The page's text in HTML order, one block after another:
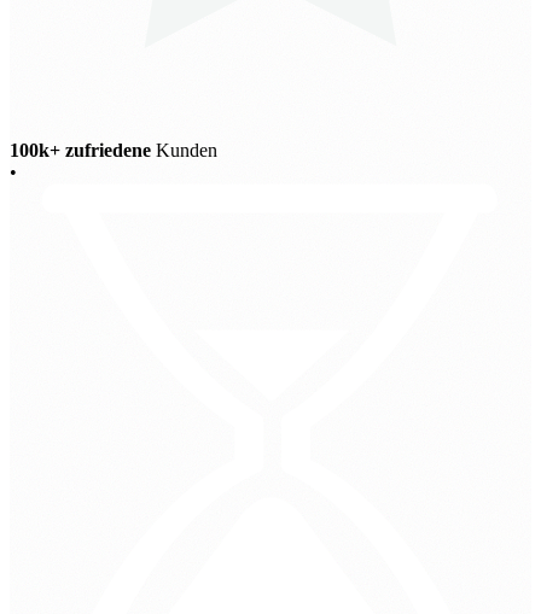
100k+ zufriedene Kunden
•